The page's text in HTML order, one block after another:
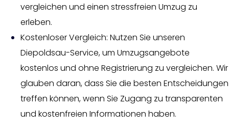
vergleichen und einen stressfreien Umzug zu
erleben.
Kostenloser Vergleich: Nutzen Sie unseren
Diepoldsau-Service, um Umzugsangebote
kostenlos und ohne Registrierung zu vergleichen. Wir
glauben daran, dass Sie die besten Entscheidungen
treffen können, wenn Sie Zugang zu transparenten
und kostenfreien Informationen haben.